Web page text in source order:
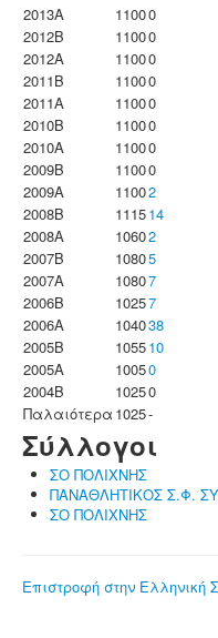
2013A
11000
2012B
11000
2012A
11000
2011B
11000
2011A
11000
2010B
11000
2010A
11000
2009B
11000
2009A
11002
2008B
111514
2008A
10602
2007B
10805
2007A
10807
2006B
10257
2006A
104038
2005B
105510
2005A
10050
2004B
10250
Παλαιότερα 1025-
Σύλλογοι
ΣΟ ΠΟΛΙΧΝΗΣ
ΠΑΝΑΘΛΗΤΙΚΟΣ Σ.Φ.
ΣΟ ΠΟΛΙΧΝΗΣ
Επιστροφή στην Ελληνική